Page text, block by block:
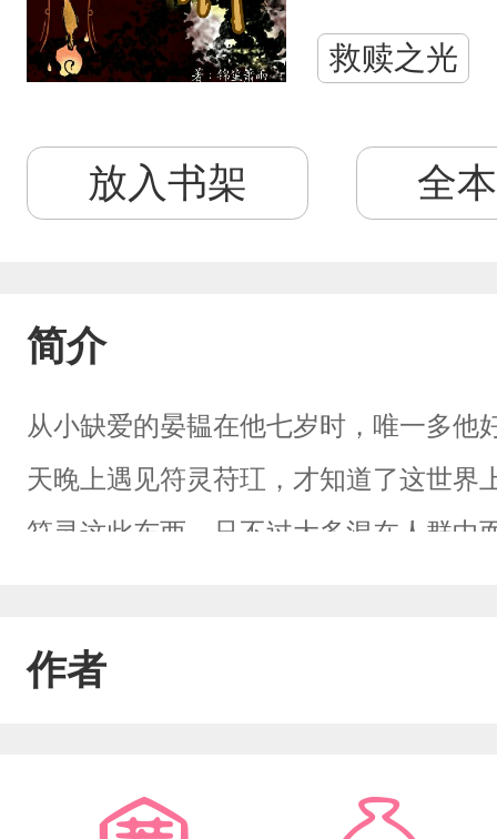
救赎之光
放入书架 全
简介
从小缺爱的晏韫在他七岁时，唯一多
天晚上遇见符灵苻玒，才知道了这世界
符灵这此东西，只不过大多混在人群
作者